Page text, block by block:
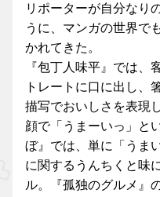
リポーターが自分なり
うに、マンガの世界で
かれてきた。
『包丁人味平』では、
トレートに口に出し、
描写でおいしさを表現
顔で「うまーいっ」と
ぼ』では、単に「うま
に関するうんちくと味
ル。『孤独のグルメ』